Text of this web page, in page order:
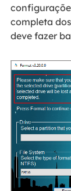
completa
deve fazer